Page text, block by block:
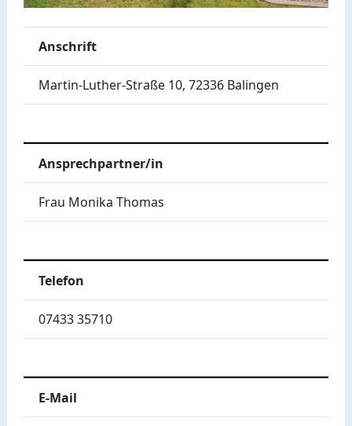
Anschrift
Martin-Luther-Straße 10, 72336 Balingen
Ansprechpartner/in
Frau Monika Thomas
Telefon
07433 35710
E-Mail